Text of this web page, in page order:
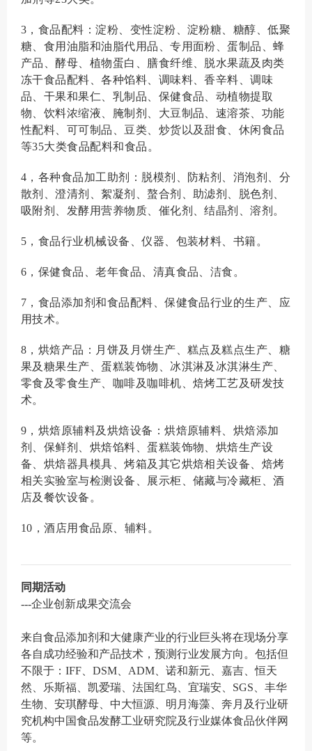
3，食品配料：淀粉、变性淀粉、淀粉糖、糖醇、低聚
糖、食用油脂和油脂代用品、专用面粉、蛋制品、蜂
产品、酵母、植物蛋白、膳食纤维、脱水果蔬及肉类
冻干食品配料、各种馅料、调味料、香辛料、调味
品、干果和果仁、乳制品、保健食品、动植物提取
物、饮料浓缩液、腌制剂、大豆制品、速溶茶、功能
性配料、可可制品、豆类、炒货以及甜食、休闲食品
等35大类食品配料和食品。
4，各种食品加工助剂：脱模剂、防粘剂、消泡剂、分
散剂、澄清剂、絮凝剂、螯合剂、助滤剂、脱色剂、
吸附剂、发酵用营养物质、催化剂、结晶剂、溶剂。
5，食品行业机械设备、仪器、包装材料、书籍。
6，保健食品、老年食品、清真食品、洁食。
7，食品添加剂和食品配料、保健食品行业的生产、应
用技术。
8，烘焙产品：月饼及月饼生产、糕点及糕点生产、糖
果及糖果生产、蛋糕装饰物、冰淇淋及冰淇淋生产、
零食及零食生产、咖啡及咖啡机、焙烤工艺及研发技
术。
9，烘焙原辅料及烘焙设备：烘焙原辅料、烘焙添加
剂、保鲜剂、烘焙馅料、蛋糕装饰物、烘焙生产设
备、烘焙器具模具、烤箱及其它烘焙相关设备、焙烤
相关实验室与检测设备、展示柜、储藏与冷藏柜、酒
店及餐饮设备。
10，酒店用食品原、辅料。
同期活动
---企业创新成果交流会
来自食品添加剂和大健康产业的行业巨头将在现场分享
各自成功经验和产品技术，预测行业发展方向。包括但
不限于：IFF、DSM、ADM、诺和新元、嘉吉、恒天
然、乐斯福、凯爱瑞、法国红鸟、宜瑞安、SGS、丰华
生物、安琪酵母、中大恒源、明月海藻、奔月及行业研
究机构中国食品发酵工业研究院及行业媒体食品伙伴网
等。